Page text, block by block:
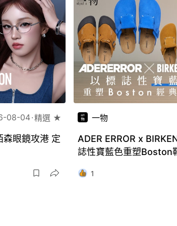
08-04 精選 ★
森眼鏡攻港 定
一物
ADER ERROR x
誌性寶藍色重塑Boston
1